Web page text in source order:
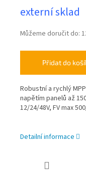
cena:
externí sklad
Můžeme doručit do:
Přidat do
Robustní a rychlý
napětím panelů až
12/24/48V, FV max
Detailní informace